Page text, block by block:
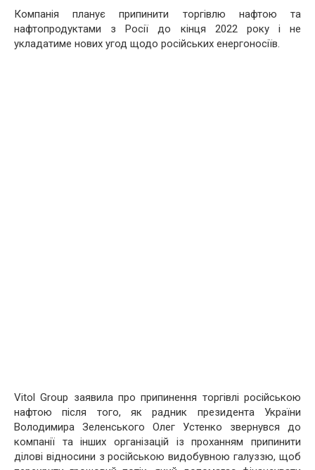
Компанія планує припинити торгівлю нафтою та
нафтопродуктами з Росії до кінця 2022 року і не
укладатиме нових угод щодо російських енергоносіїв.
Vitol Group заявила про припинення торгівлі російською
нафтою після того, як радник президента України
Володимира Зеленського Олег Устенко звернувся до
компанії та інших організацій із проханням припинити
ділові відносини з російською видобувною галуззю, щоб